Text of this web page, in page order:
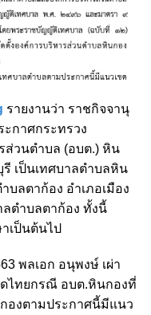
รายงานว่า ราชกิจจานุ
ะกาศกระทรวง
ส่วนตำบล (อบต.) หิน
รี เป็นเทศบาลตำบลหิน
บลตาก้อง อำเภอเมือง
ตำบลตาก้อง ทั้งนี้
เป็นต้นไป
พลเอก อนุพงษ์ เผ่า
ไทยกรณี อบต.หินกองที่
องตามประกาศนี้มีแนว